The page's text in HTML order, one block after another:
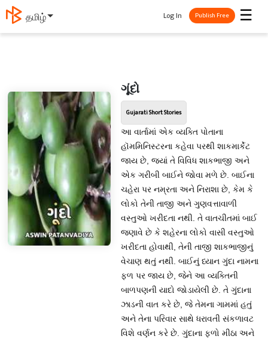
தமிழ் ☰
Log In Publish Free
ગૂંદો
Gujarati Short Stories
આ વાર્તામાં એક વ્યક્તિ પોતાના
હૉમમિનિસ્ટરના કહેવા પરથી શાકમાર્કેટ
જાય છે, જ્યાં તે વિવિધ શાકભાજી અને
એક ગરીબી બાઈને જોવા મળે છે. બાઈના
ચહેરા પર નમ્રતા અને નિરાશા છે, કેમ કે
લોકો તેની તાજી અને ગુણવત્તાવાળી
વસ્તુઓ ખરીદતા નથી. તે વાતચીતમાં બાઈ
જણાવે છે કે શહેરના લોકો વાસી વસ્તુઓ
ખરીદતા હોવાથી, તેની તાજી શાકભાજીનું
વેચાણ થતું નથી. બાઈનું ધ્યાન ગુંદા નામના
ફળ પર જાય છે, જેને આ વ્યક્તિની
બાળપણની યાદો જોડાયેલી છે. તે ગુંદાના
ઝાડની વાત કરે છે, જે તેમના ગામમાં હતું
અને તેના પરિવાર સાથે ધરાવતી સંકળાવટ
વિશે વર્ણન કરે છે. ગુંદાના ફળો મીઠા અને